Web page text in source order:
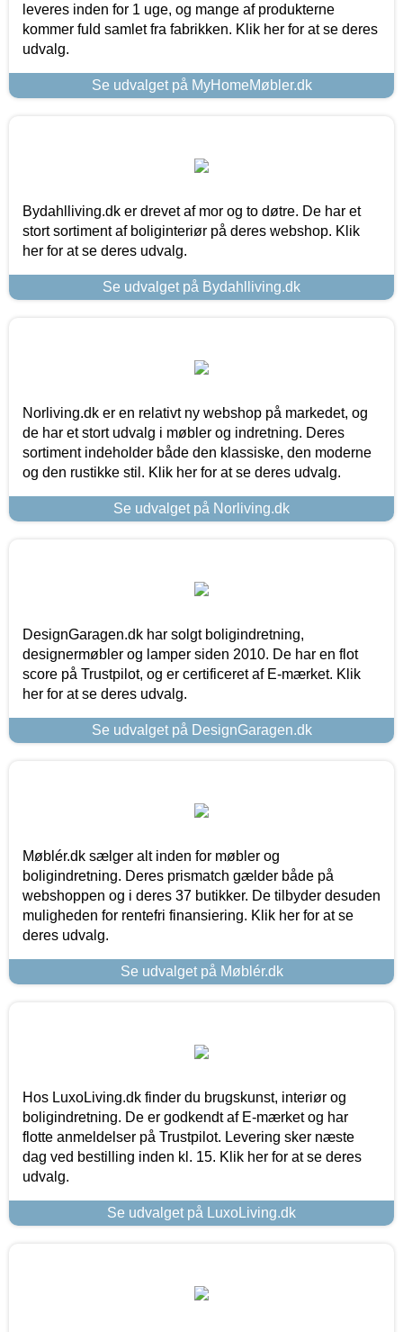
leveres inden for 1 uge, og mange af produkterne
kommer fuld samlet fra fabrikken. Klik her for at se deres
udvalg.
Se udvalget på MyHomeMøbler.dk
Bydahlliving.dk er drevet af mor og to døtre. De har et
stort sortiment af boliginteriør på deres webshop. Klik
her for at se deres udvalg.
Se udvalget på Bydahlliving.dk
Norliving.dk er en relativt ny webshop på markedet, og
de har et stort udvalg i møbler og indretning. Deres
sortiment indeholder både den klassiske, den moderne
og den rustikke stil. Klik her for at se deres udvalg.
Se udvalget på Norliving.dk
DesignGaragen.dk har solgt boligindretning,
designermøbler og lamper siden 2010. De har en flot
score på Trustpilot, og er certificeret af E-mærket. Klik
her for at se deres udvalg.
Se udvalget på DesignGaragen.dk
Møblér.dk sælger alt inden for møbler og
boligindretning. Deres prismatch gælder både på
webshoppen og i deres 37 butikker. De tilbyder desuden
muligheden for rentefri finansiering. Klik her for at se
deres udvalg.
Se udvalget på Møblér.dk
Hos LuxoLiving.dk finder du brugskunst, interiør og
boligindretning. De er godkendt af E-mærket og har
flotte anmeldelser på Trustpilot. Levering sker næste
dag ved bestilling inden kl. 15. Klik her for at se deres
udvalg.
Se udvalget på LuxoLiving.dk